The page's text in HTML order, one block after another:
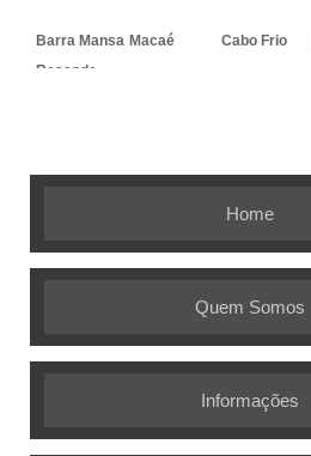
Barra Mansa Macaé Cabo Frio
Resende
Home
Quem Somos
Informações